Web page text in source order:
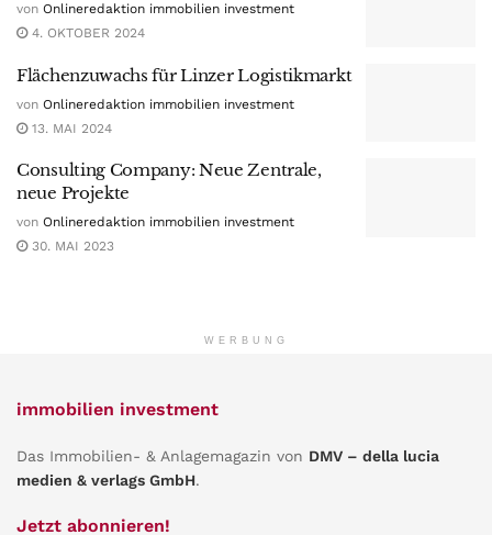
von Onlineredaktion immobilien investment
4. OKTOBER 2024
Flächenzuwachs für Linzer Logistikmarkt
von Onlineredaktion immobilien investment
13. MAI 2024
Consulting Company: Neue Zentrale,
neue Projekte
von Onlineredaktion immobilien investment
30. MAI 2023
WERBUNG
immobilien investment
Das Immobilien- & Anlagemagazin von DMV – della lucia
medien & verlags GmbH.
Jetzt abonnieren!